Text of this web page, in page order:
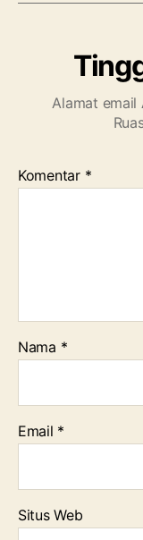
Alamat email
Komentar *
Nama *
Email *
Situs Web